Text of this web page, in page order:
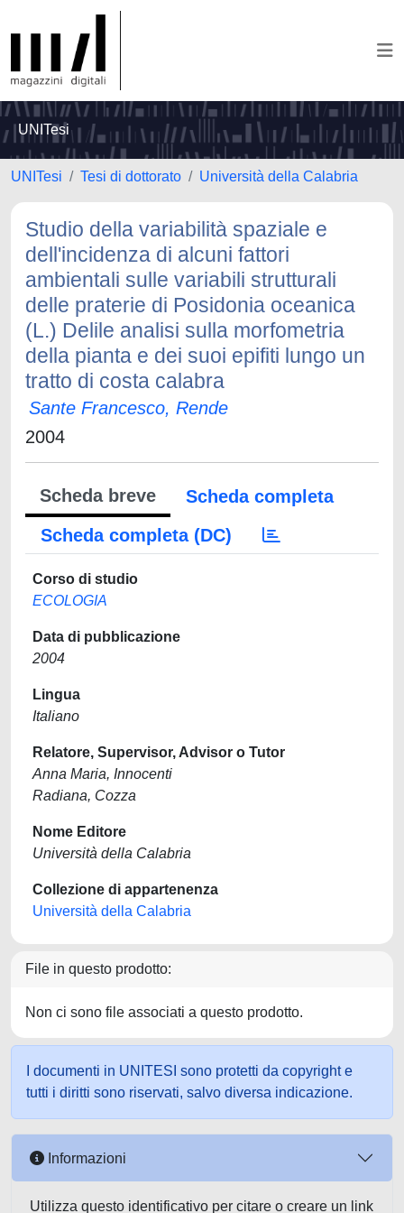
UNITesi
UNITesi Tesi di dottorato Università della Calabria
Studio della variabilità spaziale e
dell'incidenza di alcuni fattori
ambientali sulle variabili strutturali
delle praterie di Posidonia oceanica
(L.) Delile analisi sulla morfometria
della pianta e dei suoi epifiti lungo un
tratto di costa calabra
Sante Francesco, Rende
2004
Scheda breve
Scheda completa
Scheda completa (DC)
Corso di studio
ECOLOGIA
Data di pubblicazione
2004
Lingua
Italiano
Relatore, Supervisor, Advisor o Tutor
Anna Maria, Innocenti
Radiana, Cozza
Nome Editore
Università della Calabria
Collezione di appartenenza
Università della Calabria
File in questo prodotto:
Non ci sono file associati a questo prodotto.
I documenti in UNITESI sono protetti da copyright e
tutti i diritti sono riservati, salvo diversa indicazione.
Informazioni
Utilizza questo identificativo per citare o creare un link